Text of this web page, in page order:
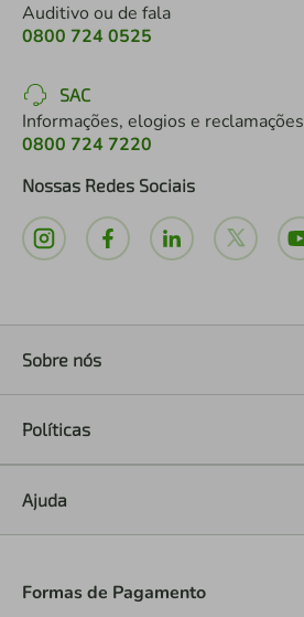
Auditivo ou de fala
0800 724 0525
SAC
Informações, elogios e reclamações
0800 724 7220
Nossas Redes Sociais
Sobre nós
Políticas
Ajuda
Formas de Pagamento